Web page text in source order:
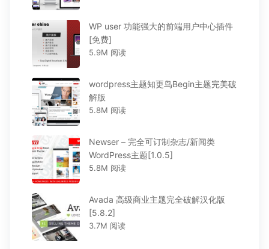
WP user 功能强大的前端用户中心插件
[免费]
5.9M 阅读
wordpress主题知更鸟Begin主题完美破
解版
5.8M 阅读
Newser – 完全可订制杂志/新闻类
WordPress主题[1.0.5]
5.8M 阅读
Avada 高级商业主题完全破解汉化版
[5.8.2]
3.7M 阅读